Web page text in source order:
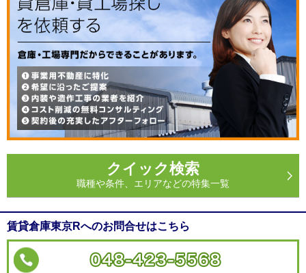
クイック検索
職種や条件、エリアなどの特集一覧
賃貸倉庫東京Rへのお問合せはこちら